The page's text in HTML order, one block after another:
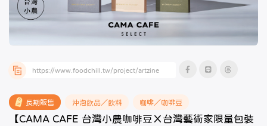
長期販售 沖泡飲品／飲料 咖啡／咖啡豆
【CAMA CAFE 台灣小農咖啡豆Ｘ台灣藝術家限量包裝